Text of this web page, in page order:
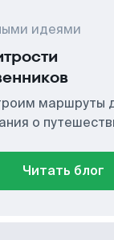
идеями
маршруты
о
Читать блог